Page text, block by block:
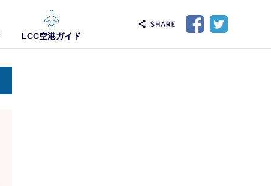
LCC空港ガイド